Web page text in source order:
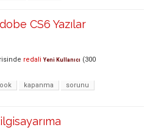
CS6 Yazılar
redali Yeni Kullanıcı (300
kapanma
sorunu